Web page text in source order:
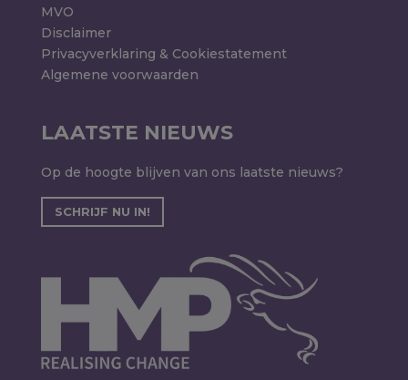
MVO
Disclaimer
Privacyverklaring & Cookiestatement
Algemene voorwaarden
LAATSTE NIEUWS
Op de hoogte blijven van ons laatste nieuws?
SCHRIJF NU IN!